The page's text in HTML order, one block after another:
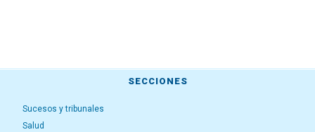
SECCIONES
Sucesos y tribunales
Salud